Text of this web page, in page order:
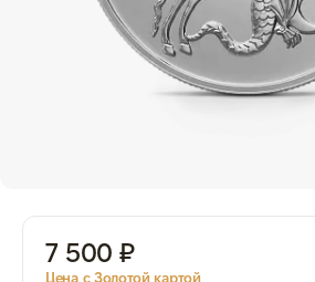
7 500 ₽
Цена с Золотой картой